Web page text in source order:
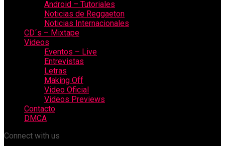
Android – Tutoriales
Noticias de Reggaeton
Noticias Internacionales
CD´s – Mixtape
Videos
Eventos – Live
Entrevistas
Letras
Making Off
Video Oficial
Videos Previews
Contacto
DMCA
Connect with us